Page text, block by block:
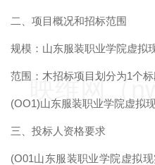
二、项目概况和招标范围
规模：山东服装职业学院虚拟
范围：木招标项目划分为1个
(OO1)山东服装职业学院虚拟
三、投标人资格要求
(O01山东服装职业学院虚拟
映维网（